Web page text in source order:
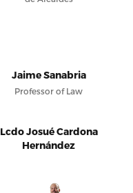
Jaime Sanabria
Professor of Law
Lcdo Josué Cardona
Hernández